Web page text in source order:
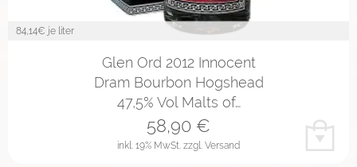
84,14€ je liter
Glen Ord 2012 Innocent
Dram Bourbon Hogshead
47,5% Vol Malts of…
inkl. 19% MwSt. zzgl. Versand
58,90 €